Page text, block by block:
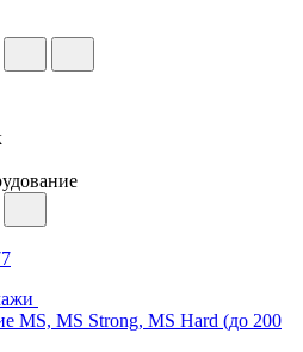
MS, MS Strong, MS Hard (до 200